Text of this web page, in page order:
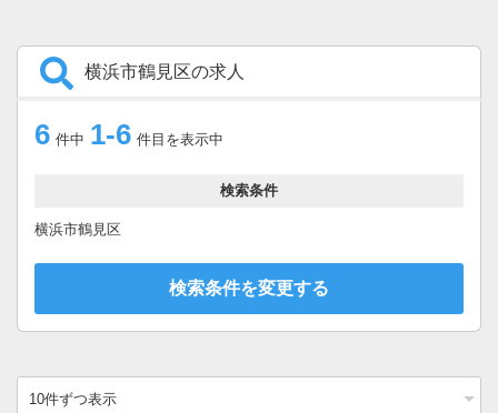
横浜市鶴見区の求人
6 件中 1-6 件目を表示中
検索条件
横浜市鶴見区
検索条件を変更する